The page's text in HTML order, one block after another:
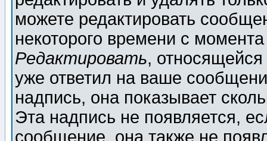
можете редактировать
некоторого времени с
Редактировать,
уже ответил на ваше
надпись, она показывает
Эта надпись не появляется,
сообщение, она также не